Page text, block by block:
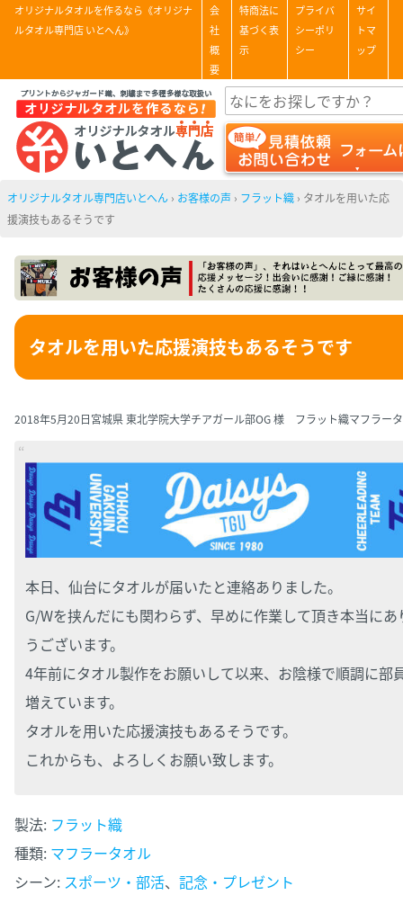
オリジナルタオルを作るなら《オリジナ
ルタオル専門店 いとへん》
会
社
概
要
特商法に
基づく表
示
プライバ
シーポリ
シー
サイ
トマ
ップ
オリジナルタオル専門店いとへん › お客様の声 › フラット織 › タオルを用いた応
援演技もあるそうです
タオルを用いた応援演技もあるそうです
2018年5月20日宮城県 東北学院大学チアガール部OG 様 フラット織マフラー
本日、仙台にタオルが届いたと連絡ありました。
G/Wを挟んだにも関わらず、早めに作業して頂き本当にあ
うございます。
4年前にタオル製作をお願いして以来、お陰様で順調に部
増えています。
タオルを用いた応援演技もあるそうです。
これからも、よろしくお願い致します。
製法: フラット織
種類: マフラータオル
シーン: スポーツ・部活、 記念・プレゼント